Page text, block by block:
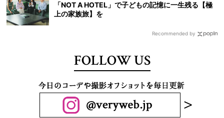
「NOT A HOTEL」で子どもの記憶に一生残る【極
上の家族旅】を
Recommended by
FOLLOW US